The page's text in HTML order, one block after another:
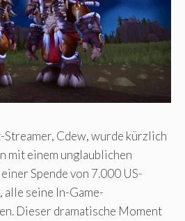
Cdew, wurde kürzlich
mit einem unglaublichen
Spende von 7.000 US-
seine In-Game-
Dieser dramatische Moment